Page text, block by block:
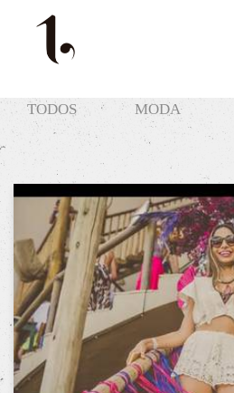
TODOS MODA